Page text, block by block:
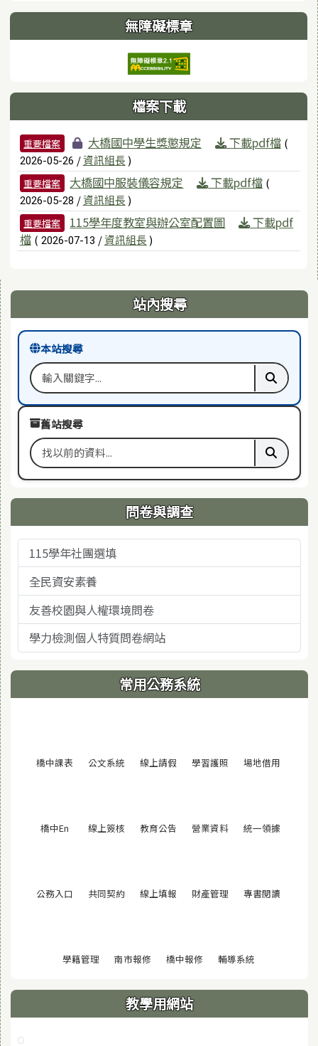
無障礙標章
檔案下載
檔案列表
重要檔案 大橋國中學生獎懲規定 下載pdf檔 (
2026-05-26 /資訊組長 )
重要檔案 大橋國中服裝儀容規定 下載pdf檔 (
2026-05-28 /資訊組長 )
重要檔案 115學年度教室與辦公室配置圖
下載pdf
檔 ( 2026-07-13 /資訊組長 )
右邊區域內容 站內搜尋
本站搜尋
搜尋關鍵字 執行本
舊站搜尋
搜尋舊站關鍵字 執行舊
問卷與調查
115學年社團選填
全民資安素養
友善校園與人權環境問卷
學力檢測個人特質問卷網站
常用公務系統
橋中課表 (另開視窗)
公文系統 (另開視窗)
線上請假 (另開視窗)
學習護照 (另開視窗)
場地借用
橋中En (另開視窗)
線上簽核 (另開視窗)
教育公告 (另開視窗)
營業資料(另開視窗)
統一領據
公務入口 (另開視窗)
共同契約(另開視窗)
線上填報 (另開視窗)
財產管理 (另開視窗)
專書閱讀
學籍管理(另開視窗)
南市報修(另開視窗)
橋中報修(另開視窗)
輔導系統(另開視窗)
教學用網站